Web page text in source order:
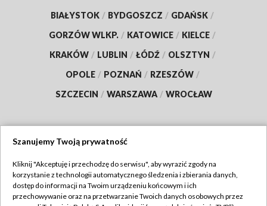
BIAŁYSTOK / BYDGOSZCZ / GDAŃSK /
GORZÓW WLKP. / KATOWICE / KIELCE /
KRAKÓW / LUBLIN / ŁÓDŹ / OLSZTYN /
OPOLE / POZNAŃ / RZESZÓW /
SZCZECIN / WARSZAWA / WROCŁAW
TVP
Abonament TVP
Regulamin TVP
Szanujemy Twoją prywatność
Kliknij "Akceptuję i przechodzę do serwisu", aby wyrazić zgody na
korzystanie z technologii automatycznego śledzenia i zbierania danych,
dostęp do informacji na Twoim urządzeniu końcowym i ich
przechowywanie oraz na przetwarzanie Twoich danych osobowych przez